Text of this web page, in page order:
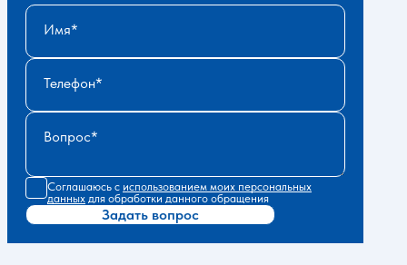
Имя
Телефон
Вопрос
Соглашаюсь с использованием моих персональных
данных для обработки данного обращения
Задать вопрос